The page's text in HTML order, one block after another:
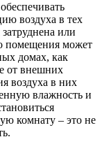
воздуха в тех
или
помещения может
домах, как
от внешних
воздуха в них
влажность и
комнату – это не